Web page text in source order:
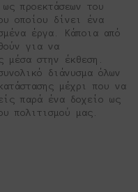
προεκτάσεων του
οποίου δίνει ένα
έργα. Κάποια από
για να
μέσα στην έκθεση.
διάνυσμα όλων
μέχρι που να
παρά ένα δοχείο ως
πολιτισμού μας.